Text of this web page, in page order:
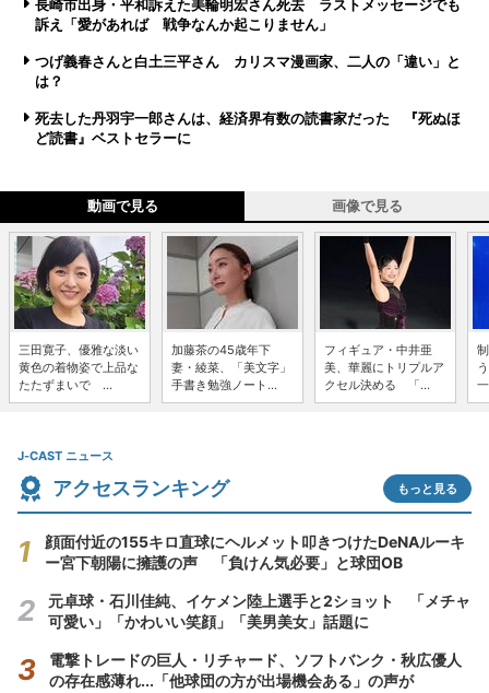
長崎市出身・平和訴えた美輪明宏さん死去 ラストメッセージでも
訴え「愛があれば 戦争なんか起こりません」
つげ義春さんと白土三平さん カリスマ漫画家、二人の「違い」と
は？
死去した丹羽宇一郎さんは、経済界有数の読書家だった 『死ぬほ
ど読書』ベストセラーに
動画で見る 画像で見る
三田寛子、優雅な淡い
黄色の着物姿で上品な
たたずまいで ...
加藤茶の45歳年下
妻・綾菜、「美文字」
手書き勉強ノート...
フィギュア・中井亜
美、華麗にトリプルア
クセル決める 「...
J-CAST ニュース
アクセスランキング もっと見る
顔面付近の155キロ直球にヘルメット叩きつけたDeNAルーキ
ー宮下朝陽に擁護の声 「負けん気必要」と球団OB
元卓球・石川佳純、イケメン陸上選手と2ショット 「メチャ
可愛い」「かわいい笑顔」「美男美女」話題に
電撃トレードの巨人・リチャード、ソフトバンク・秋広優人
の存在感薄れ...「他球団の方が出場機会ある」の声が